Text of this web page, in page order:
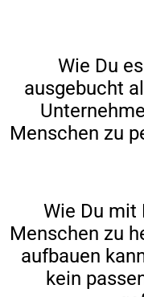
Wie Du
ausgebucht
Menschen zu
Wie Du mit
Menschen zu
aufbauen
kein